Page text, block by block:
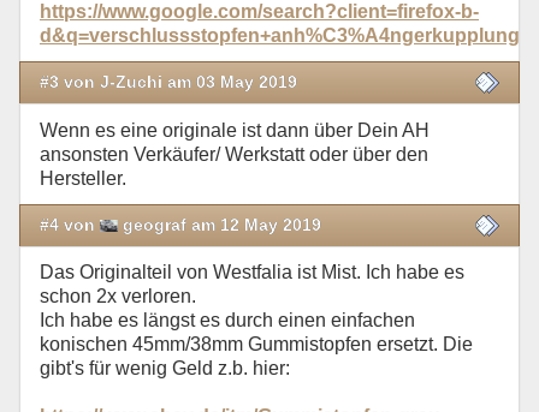
https://www.google.com/search?client=firefox-b-
d&q=verschlussstopfen+anh%C3%A4ngerkupplung
#3 von J-Zuchi am 03 May 2019
Wenn es eine originale ist dann über Dein AH
ansonsten Verkäufer/ Werkstatt oder über den
Hersteller.
#4 von geograf am 12 May 2019
Das Originalteil von Westfalia ist Mist. Ich habe es
schon 2x verloren.
Ich habe es längst es durch einen einfachen
konischen 45mm/38mm Gummistopfen ersetzt. Die
gibt's für wenig Geld z.b. hier: